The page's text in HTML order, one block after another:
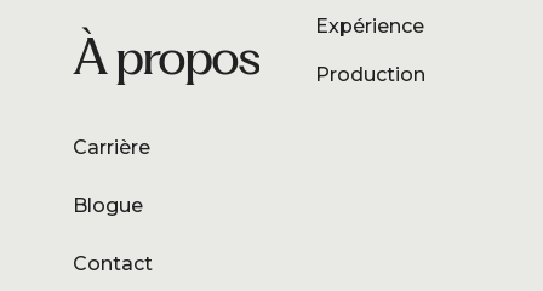
Expérience
Production
À propos
Carrière
Blogue
Contact